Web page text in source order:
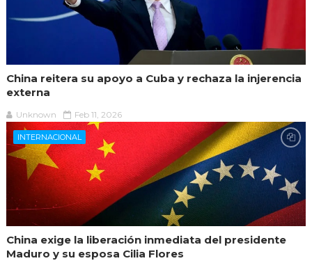
China reitera su apoyo a Cuba y rechaza la injerencia
externa
Unknown Feb 11, 2026
INTERNACIONAL
China exige la liberación inmediata del presidente
Maduro y su esposa Cilia Flores